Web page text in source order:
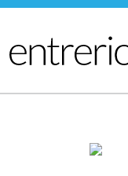
Ir al menú principal